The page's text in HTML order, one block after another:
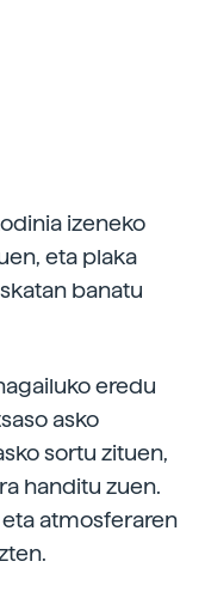
izeneko
eta plaka
banatu
eredu
asko
sortu zituen,
handitu zuen.
atmosferaren